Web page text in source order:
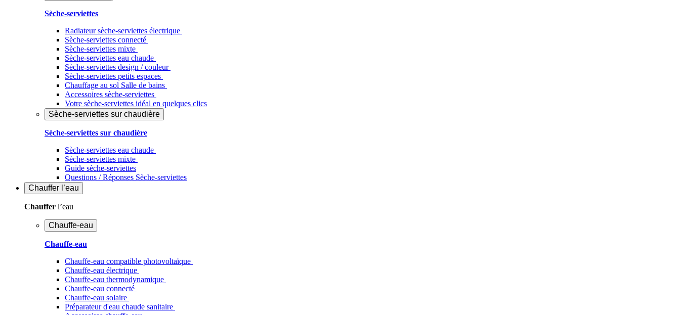
Sèche-serviettes
Radiateur sèche-serviettes électrique
Sèche-serviettes connecté
Sèche-serviettes mixte
Sèche-serviettes eau chaude
Sèche-serviettes design / couleur
Sèche-serviettes petits espaces
Chauffage au sol Salle de bains
Accessoires sèche-serviettes
Votre sèche-serviettes idéal en quelques clics
Sèche-serviettes sur chaudière
Sèche-serviettes sur chaudière
Sèche-serviettes eau chaude
Sèche-serviettes mixte
Guide sèche-serviettes
Questions / Réponses Sèche-serviettes
Chauffer l’eau
Chauffer l’eau
Chauffe-eau
Chauffe-eau
Chauffe-eau compatible photovoltaïque
Chauffe-eau électrique
Chauffe-eau thermodynamique
Chauffe-eau connecté
Chauffe-eau solaire
Préparateur d'eau chaude sanitaire